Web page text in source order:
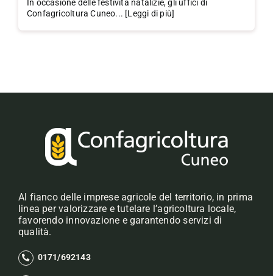
In occasione delle festività natalizie, gli uffici di
Confagricoltura Cuneo... [Leggi di più]
Al fianco delle imprese agricole del territorio, in prima
linea per valorizzare e tutelare l’agricoltura locale,
favorendo innovazione e garantendo servizi di
qualità.
0171/692143